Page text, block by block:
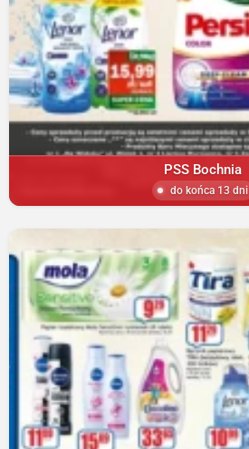
PSS Bochnia
do końca 13 dni